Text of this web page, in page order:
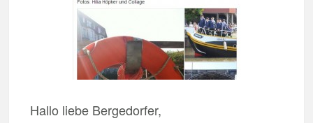
Hallo liebe Bergedorfer,